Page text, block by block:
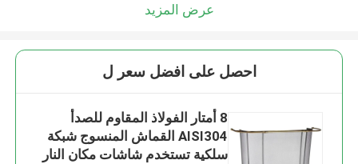
عرض المزيد
احصل على افضل سعر ل
8 أمتار الفولاذ المقاوم للصدأ
AISI304 القماش المنسوج شبكة
سلكية تستخدم شاشات مكان النار